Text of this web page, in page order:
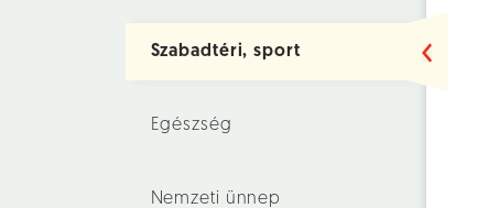
Szabadtéri, sport
Egészség
Nemzeti ünnep